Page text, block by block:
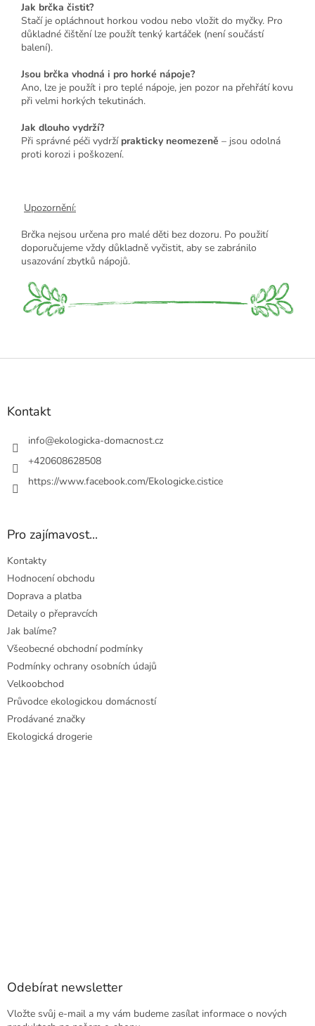
Jak brčka čistit?
Stačí je opláchnout horkou vodou nebo vložit do myčky. Pro
důkladné čištění lze použít tenký kartáček (není součástí
balení).
Jsou brčka vhodná i pro horké nápoje?
Ano, lze je použít i pro teplé nápoje, jen pozor na přehřátí kovu
při velmi horkých tekutinách.
Jak dlouho vydrží?
Při správné péči vydrží prakticky neomezeně – jsou odolná
proti korozi i poškození.
Upozornění:
Brčka nejsou určena pro malé děti bez dozoru. Po použití
doporučujeme vždy důkladně vyčistit, aby se zabránilo
usazování zbytků nápojů.
Z
Kontakt
info@ekologicka-domacnost.cz
+420608628508
https://www.facebook.com/Ekologicke.cistice
Pro zajímavost...
Kontakty
Hodnocení obchodu
Doprava a platba
Detaily o přepravcích
Jak balíme?
Všeobecné obchodní podmínky
Podmínky ochrany osobních údajů
Velkoobchod
Průvodce ekologickou domácností
Prodávané značky
Ekologická drogerie
Odebírat newsletter
Vložte svůj e-mail a my vám budeme zasílat informace o nových